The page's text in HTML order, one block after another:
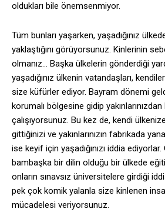
oldukları bile önemsenmiyor.
Tüm bunları yaşarken, yaşadığınız
yaklaştığını görüyorsunuz. Kinlerinin
olmanız… Başka ülkelerin gönderdiği
yaşadığınız ülkenin vatandaşları,
size küfürler ediyor. Bayram dönemi
korumalı bölgesine gidip
çalışıyorsunuz. Bu kez de, kendi
gittiğinizi ve yakınlarınızın fabrikada
ise keyif için yaşadığınızı iddia ediyorlar.
bambaşka bir dilin olduğu bir ülkede
onların sınavsız üniversitelere girdiği
pek çok komik yalanla size kinlenen
mücadelesi veriyorsunuz.